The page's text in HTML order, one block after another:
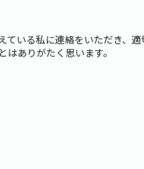
ている私に連絡をいただき、適
ありがたく思います。